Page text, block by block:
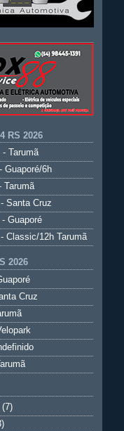
RS 2026
- Tarumã
Guaporé/6h
Tarumã
Santa Cruz
Guaporé
Classic/12h Tarumã
2026
Cruz
(7)